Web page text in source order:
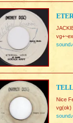
sound♪
Nice
vg(ok)
sound♪